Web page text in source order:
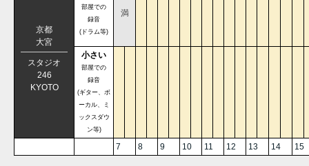
京都
大宮
スタジオ
246
KYOTO
部屋での
録音
(ドラム等)
満
小さい
部屋での
録音
(ギター、ボ
ーカル、ミ
ックスダウ
ン等)
7 8 9 10 11 12 13 14 15